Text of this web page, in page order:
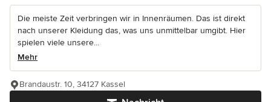
Die meiste Zeit verbringen wir in Innenräumen. Das ist direkt
nach unserer Kleidung das, was uns unmittelbar umgibt. Hier
spielen viele unsere...
Mehr
Brandaustr. 10, 34127 Kassel